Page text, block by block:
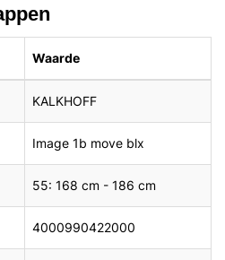
Waarde
KALKHOFF
Image 1b move blx
55: 168 cm - 186 cm
4000990422000